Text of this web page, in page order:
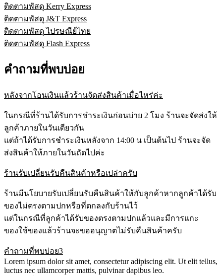
ติดตามพัสดุ Kerry Express
ติดตามพัสดุ J&T Express
ติดตามพัสดุ ไปรษณีย์ไทย
ติดตามพัสดุ Flash Express
คำถามที่พบบ่อย
หลังจากโอนเงินแล้วร้านจัดส่งสินค้าเมื่อไหร่ค่ะ
ในกรณีที่ร้านได้รับการชำระเงินก่อนบ่าย 2 โมง ร้านจะจัดส่งให้
ลูกค้าภายในวันเดียวกัน
แต่ถ้าได้รับการชำระเงินหลังจาก 14:00 น เป็นต้นไป ร้านจะจัด
ส่งสินค้าให้ภายในวันถัดไปค่ะ
ร้านรับเปลี่ยนรับคืนสินค้าหรือเปล่าครับ
ร้านมีนโยบายรับเปลี่ยนรับคืนสินค้าให้กับลูกค้าหากลูกค้าได้รับ
ของไม่ตรงตามปกหรือที่ตกลงกับร้านไว้
แต่ในกรณีที่ลูกค้าได้รับของตรงตามปกแล้วและมีการแกะ
ของใช้ของแล้วร้านจะขออนุญาตไม่รับคืนสินค้าครับ
คำถามที่พบบ่อย3
Lorem ipsum dolor sit amet, consectetur adipiscing elit. Ut elit tellus,
luctus nec ullamcorper mattis, pulvinar dapibus leo.